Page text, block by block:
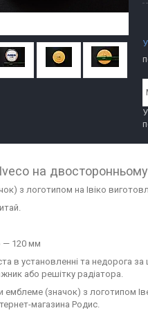
на
з логотипом на Івіко
— 120 мм
в установленні та недорога
або решітку радіатора.
(значок) з логотипом
магазина Родис.